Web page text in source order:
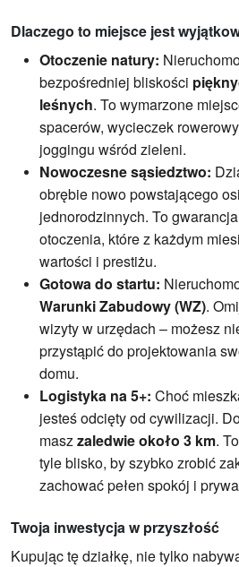
Dlaczego to miejsce jest
Otoczenie natury:
bezpośredniej bliskości
leśnych. To wymarzone
spacerów, wycieczek
joggingu wśród zieleni.
Nowoczesne sąsiedztwo:
obrębie nowo powstającego
jednorodzinnych. To
otoczenia, które z każdym
wartości i prestiżu.
Gotowa do startu:
Warunki Zabudowy (WZ).
wizyty w urzędach – możesz
przystąpić do projektowania
domu.
Logistyka na 5+: Choć
jesteś odcięty od cywilizacji.
maszzaledwie około 3 km.
tyle blisko, by szybko zrobić
zachować pełen spokój i
Twoja inwestycja w przyszłość
Kupując tę działkę, nie tylko